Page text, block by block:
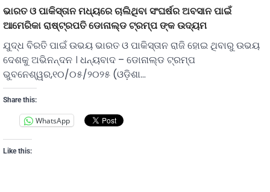
ଭାରତ ଓ ପାକିସ୍ତାନ ମଧ୍ୟରେ ଚାଲିଥିବା ସଂଘର୍ଷର ଅବସାନ ପାଇଁ
ଆମେରିକା ରାଷ୍ଟ୍ରପତି ଡୋନାଲ୍ଡ ଟ୍ରମ୍ପ ଙ୍କ ଉଦ୍ୟମ
ଯୁଦ୍ଧ ବିରତି ପାଇଁ ଉଭୟ ଭାରତ ଓ ପାକିସ୍ତାନ ରାଜି ହୋଇ ଥିବାରୁ ଉଭୟ
ଦେଶକୁ ଅଭିନନ୍ଦନ । ଧନ୍ୟବାଦ – ଡୋନାଲ୍ଡ ଟ୍ରମ୍ପ
ଭୁବନେଶ୍ୱର,୧୦/୦୫/୨୦୨୫ (ଓଡ଼ିଶା…
Share this:
WhatsApp
Like this: